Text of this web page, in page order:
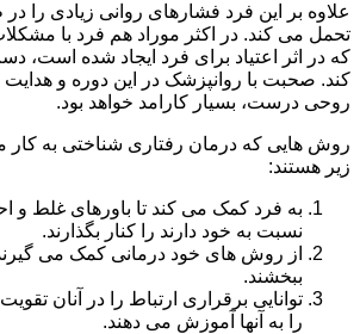
علاوه بر این فرد فشارهای روانی زیادی را
تحمل می کند. در اکثر موراد هم فرد با
که در اثر اعتیاد برای فرد ایجاد شده است،
کند. صحبت با روانپزشک در این دوره و
روحی درست، بسیار کارامد خواهد بود.
روش هایی که درمان رفتاری شناختی به کار
زیر هستند:
به فرد کمک می کند تا باورهای غلط و
نسبت به خود دارند را کنار بگذارند.
از روش های خود درمانی کمک می گیرند
ببخشند.
توانایی برقراری ارتباط را در آنان
را به آنها آموزش می دهند.